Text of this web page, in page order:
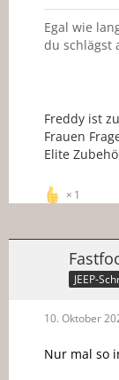
Egal wie
du schlägst
Freddy ist
Frauen
Elite
1
JEEP-
10. Oktober
Nur mal so